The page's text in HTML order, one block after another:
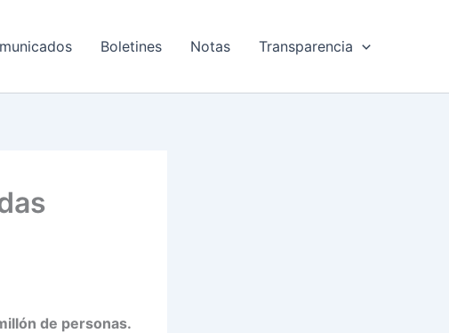
Boletines Notas Transparencia
de personas.